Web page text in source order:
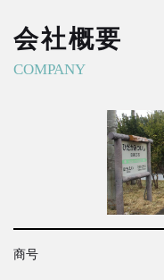
会社概要
COMPANY
商号